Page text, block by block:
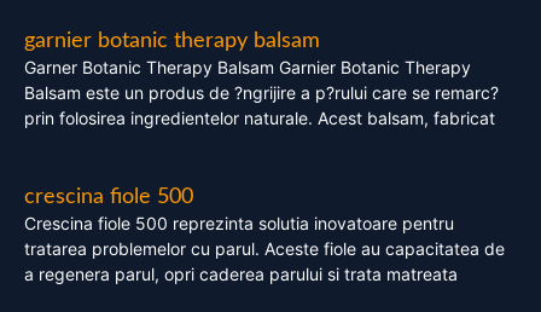
garnier botanic therapy balsam
Garner Botanic Therapy Balsam Garnier Botanic Therapy
Balsam este un produs de ?ngrijire a p?rului care se remarc?
prin folosirea ingredientelor naturale. Acest balsam, fabricat
crescina fiole 500
Crescina fiole 500 reprezinta solutia inovatoare pentru
tratarea problemelor cu parul. Aceste fiole au capacitatea de
a regenera parul, opri caderea parului si trata matreata